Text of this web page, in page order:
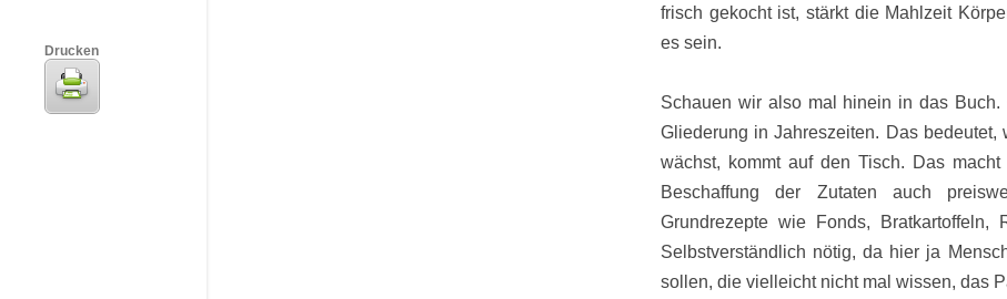
frisch gekocht ist, stärkt die Mahlzeit
es sein.
Schauen wir also mal hinein in das
Gliederung in Jahreszeiten. Das
wächst, kommt auf den Tisch. Das
Beschaffung der Zutaten auch
Grundrezepte wie Fonds,
Selbstverständlich nötig, da hier ja
sollen, die vielleicht nicht mal wissen, das
Drucken